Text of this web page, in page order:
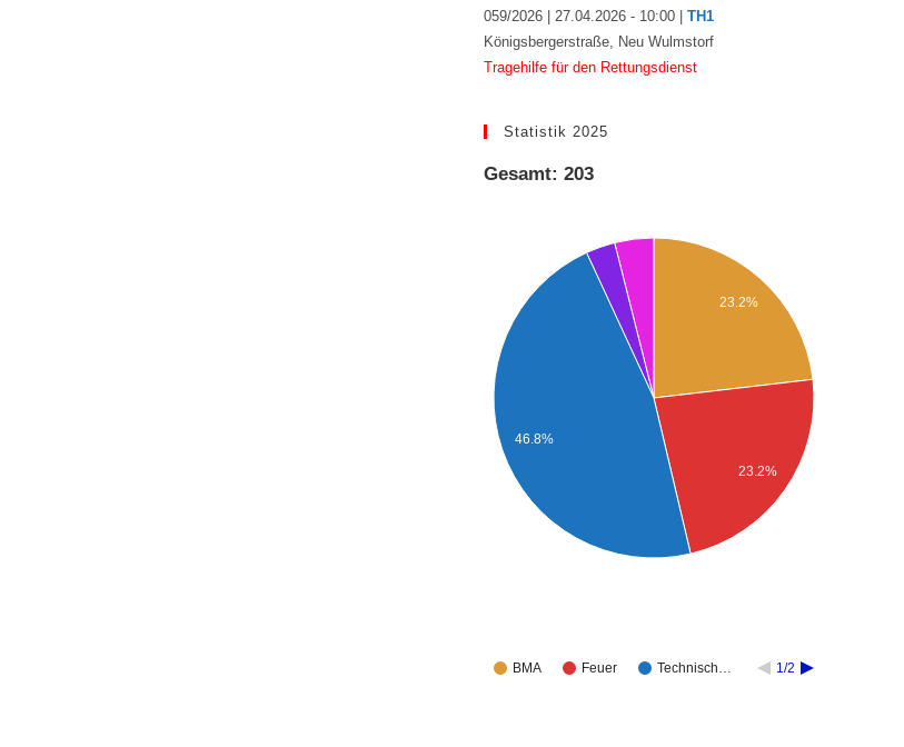
059/2026 | 27.04.2026 - 10:00 | TH1
Königsbergerstraße, Neu Wulmstorf
Tragehilfe für den Rettungsdienst
Statistik 2025
Gesamt: 203
BMA Feuer Technisch… 1/2
23.2%
23.2%
46.8%